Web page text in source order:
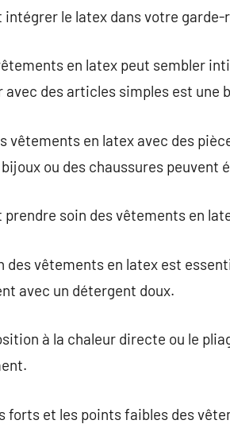
intégrer le latex dans votre garde-
en latex peut sembler
avec des articles simples est une
vêtements en latex avec des
ou des chaussures peuvent
prendre soin des vêtements en
des vêtements en latex est
avec un détergent doux.
à la chaleur directe ou le
forts et les points faibles des